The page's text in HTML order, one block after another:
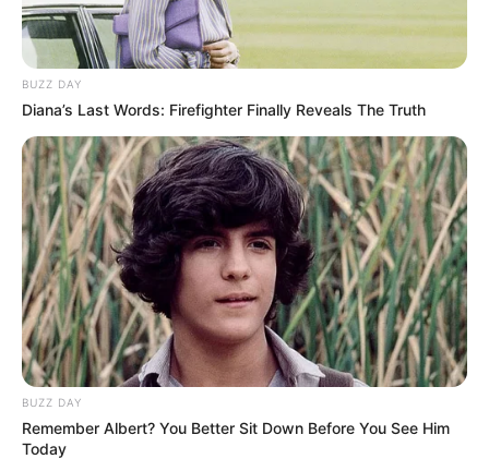
BUZZ DAY
Diana’s Last Words: Firefighter Finally Reveals The Truth
BUZZ DAY
Remember Albert? You Better Sit Down Before You See Him
Today